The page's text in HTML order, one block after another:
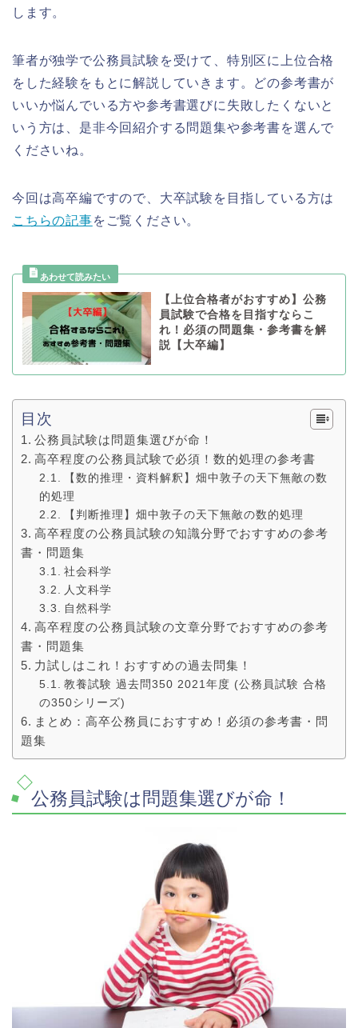
します。
筆者が独学で公務員試験を受けて、特別区に上位合格
をした経験をもとに解説していきます。どの参考書が
いいか悩んでいる方や参考書選びに失敗したくないと
いう方は、是非今回紹介する問題集や参考書を選んで
くださいね。
今回は高卒編ですので、大卒試験を目指している方は
こちらの記事をご覧ください。
【上位合格者がおすすめ】公務
員試験で合格を目指すならこ
れ！必須の問題集・参考書を解
説【大卒編】
目次
公務員試験は問題集選びが命！
高卒程度の公務員試験で必須！数的処理の参考書
【数的推理・資料解釈】畑中敦子の天下無敵の数
的処理
【判断推理】畑中敦子の天下無敵の数的処理
高卒程度の公務員試験の知識分野でおすすめの参考
書・問題集
社会科学
人文科学
自然科学
高卒程度の公務員試験の文章分野でおすすめの参考
書・問題集
力試しはこれ！おすすめの過去問集！
教養試験 過去問350 2021年度 (公務員試験 合格
の350シリーズ)
まとめ：高卒公務員におすすめ！必須の参考書・問
題集
公務員試験は問題集選びが命！